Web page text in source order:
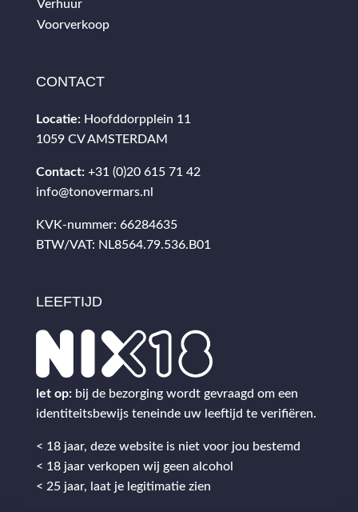
Verhuur
Voorverkoop
CONTACT
Locatie: Hoofddorpplein 11
1059 CV AMSTERDAM
Contact: +31 (0)20 615 71 42
info@tonovermars.nl
KVK-nummer: 66284635
BTW/VAT: NL8564.79.536.B01
LEEFTIJD
let op: bij de bezorging wordt gevraagd om een
identiteitsbewijs teneinde uw leeftijd te verifiëren.
< 18 jaar, deze website is niet voor jou bestemd
< 18 jaar verkopen wij geen alcohol
< 25 jaar, laat je legitimatie zien